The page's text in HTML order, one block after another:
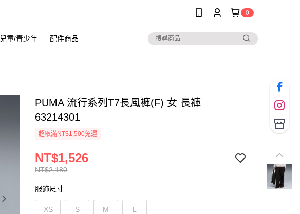
0
兒童/青少年 配件商品
PUMA 流行系列T7長風褲(F) 女 長褲
63214301
超取滿NT$1,500免運
NT$2,180
NT$1,526
服飾尺寸
XS S M L